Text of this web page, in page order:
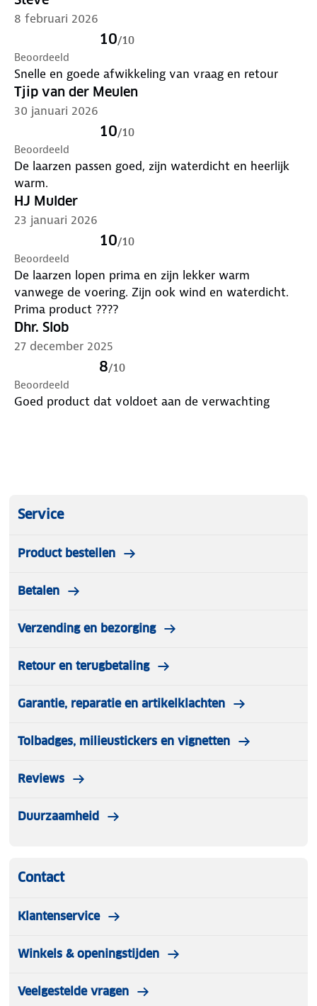
8 februari 2026
10/10
Beoordeeld
Snelle en goede afwikkeling van vraag en retour
Tjip van der Meulen
30 januari 2026
10/10
Beoordeeld
De laarzen passen goed, zijn waterdicht en heerlijk
warm.
HJ Mulder
23 januari 2026
10/10
Beoordeeld
De laarzen lopen prima en zijn lekker warm
vanwege de voering. Zijn ook wind en waterdicht.
Prima product ????
Dhr. Slob
27 december 2025
8/10
Beoordeeld
Goed product dat voldoet aan de verwachting
Service
Product bestellen
Betalen
Verzending en bezorging
Retour en terugbetaling
Garantie, reparatie en artikelklachten
Tolbadges, milieustickers en vignetten
Reviews
Duurzaamheid
Contact
Klantenservice
Winkels & openingstijden
Veelgestelde vragen